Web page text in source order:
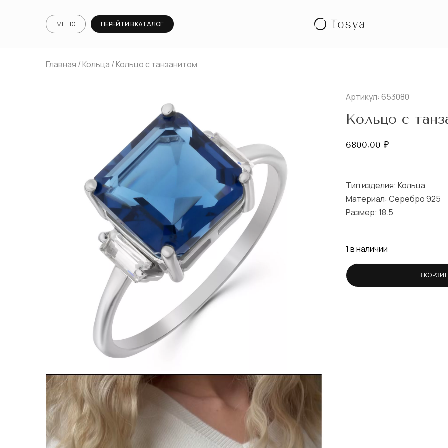
МЕНЮ ПЕРЕЙТИ В КАТАЛОГ
Главная /Кольца / Кольцо с танзанитом
Артикул: 653080
Кольцо с
6800,00 ₽
Тип изделия: Кольца
Материал: Серебро 925
Размер: 18.5
1 в наличии
В